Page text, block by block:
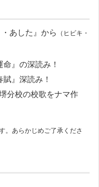
あした』から
（ヒビキ・
』の深読み！
』深読み！
分校の校歌をナマ作
。あらかじめご了承くださ